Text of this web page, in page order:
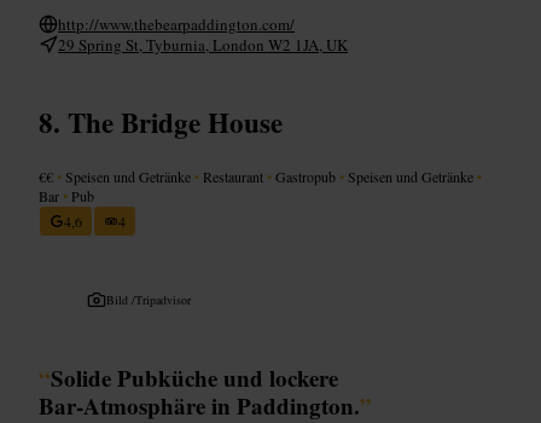
http://www.thebearpaddington.com/
29 Spring St, Tyburnia, London W2 1JA, UK
The Bridge House
€€ • Speisen und Getränke • Restaurant •Gastropub • Speisen und Getränke •
Bar • Pub
4,6
4
Bild /Tripadvisor
“Solide Pubküche und lockere
Bar‑Atmosphäre in Paddington.”